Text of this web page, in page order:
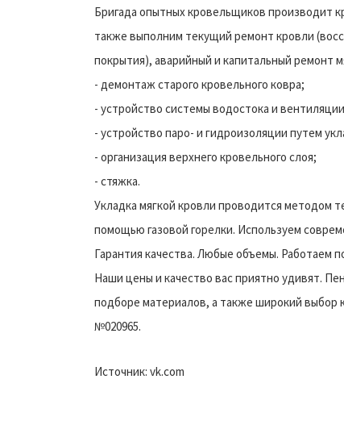
Бригада опытных кровельщиков производит
также выполним текущий ремонт кровли
покрытия), аварийный и капитальный ремонт
- демонтаж старого кровельного ковра;
- устройство системы водостока и
- устройство паро- и гидроизоляции путем
- организация верхнего кровельного слоя;
- стяжка.
Укладка мягкой кровли проводится методом
помощью газовой горелки. Используем
Гарантия качества. Любые объемы. Работаем
Наши цены и качество вас приятно удивят.
подборе материалов, а также широкий выбор
№020965.
Источник: vk.com